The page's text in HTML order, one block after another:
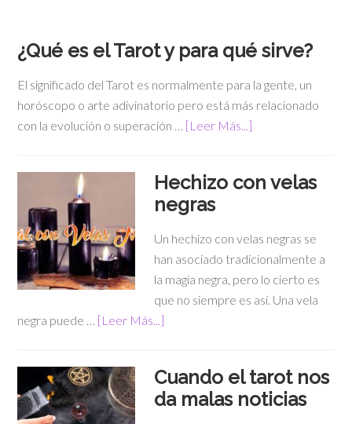
¿Qué es el Tarot y para qué sirve?
El significado del Tarot es normalmente para la gente, un
horóscopo o arte adivinatorio pero está más relacionado
con la evolución o superación … [Leer Más...]
Hechizo con velas
negras
Un hechizo con velas negras se
han asociado tradicionalmente a
la magia negra, pero lo cierto es
que no siempre es así. Una vela
negra puede … [Leer Más...]
Cuando el tarot nos
da malas noticias